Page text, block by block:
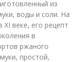
из
воды и соли. На
веке, его рецепт
в
ржаного
простой,